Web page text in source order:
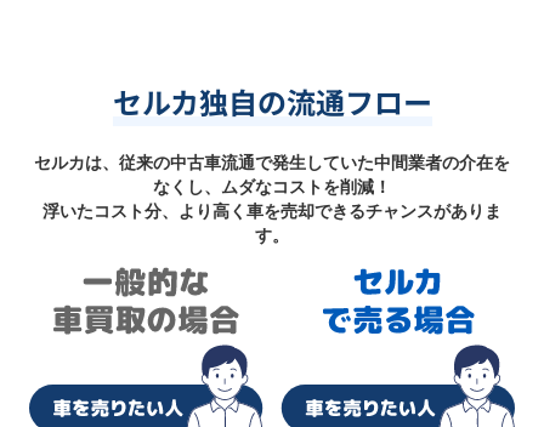
セルカ独自の流通フロー
セルカは、従来の中古車流通で発生していた中間業者の介在を
なくし、ムダなコストを削減！
浮いたコスト分、より高く車を売却できるチャンスがありま
す。